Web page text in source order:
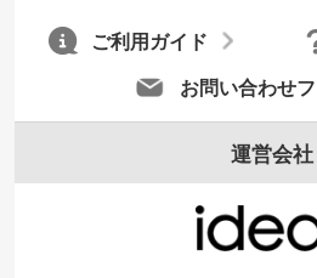
お問い合わせ
ご利用ガイド
運営会社